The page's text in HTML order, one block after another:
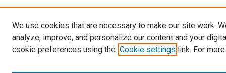
We use cookies that are necessary to make our site work.
analyze, improve, and personalize our content and your
cookie preferences using the Cookie settings link. For